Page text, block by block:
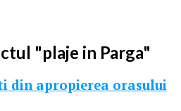
"plaje in Parga"
din apropierea orasului